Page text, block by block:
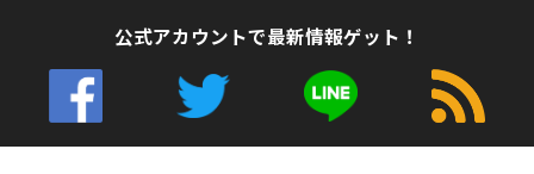
公式アカウントで最新情報ゲット！